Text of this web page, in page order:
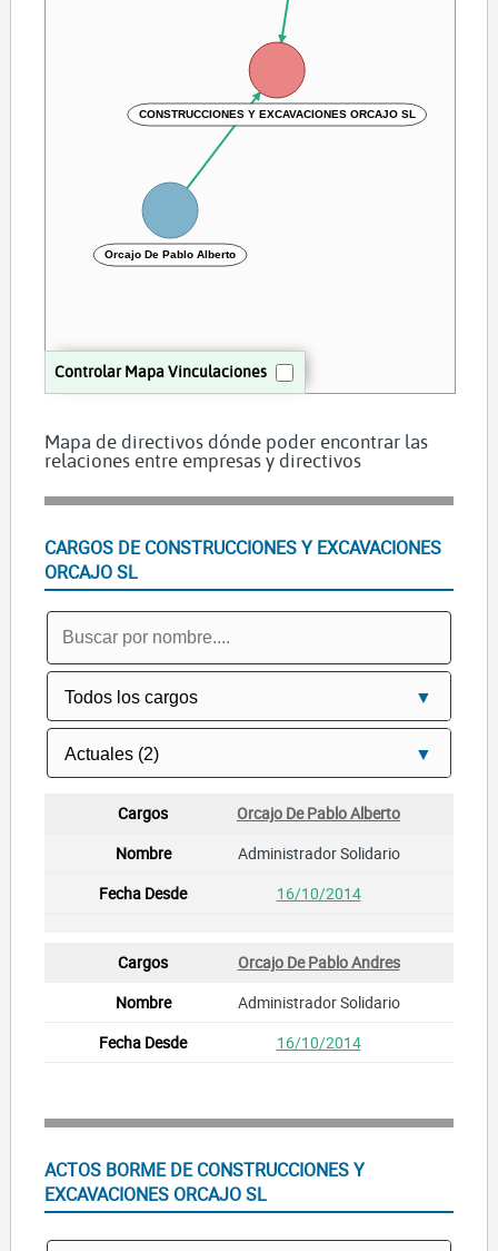
Controlar Mapa Vinculaciones
CONSTRUCCIONES Y EXCAVACIONES ORCAJO SL
Orcajo De Pablo Alberto
Mapa de directivos dónde poder encontrar las
relaciones entre empresas y directivos
CARGOS DE CONSTRUCCIONES Y EXCAVACIONES
ORCAJO SL
Orcajo De Pablo Alberto
Administrador Solidario
16/10/2014
Orcajo De Pablo Andres
Administrador Solidario
16/10/2014
ACTOS BORME DE CONSTRUCCIONES Y
EXCAVACIONES ORCAJO SL